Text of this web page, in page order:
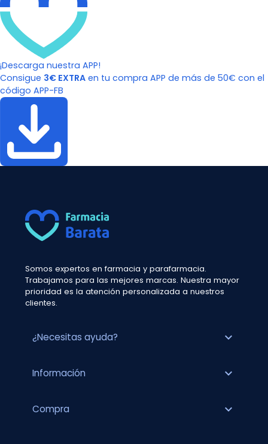
¡Descarga nuestra APP!
Consigue 3€ EXTRA en tu compra APP de más de 50€ con el
código APP-FB
Somos expertos en farmacia y parafarmacia.
Trabajamos para las mejores marcas. Nuestra mayor
prioridad es la atención personalizada a nuestros
clientes.
¿Necesitas ayuda? expand_more
Información expand_more
Compra expand_more